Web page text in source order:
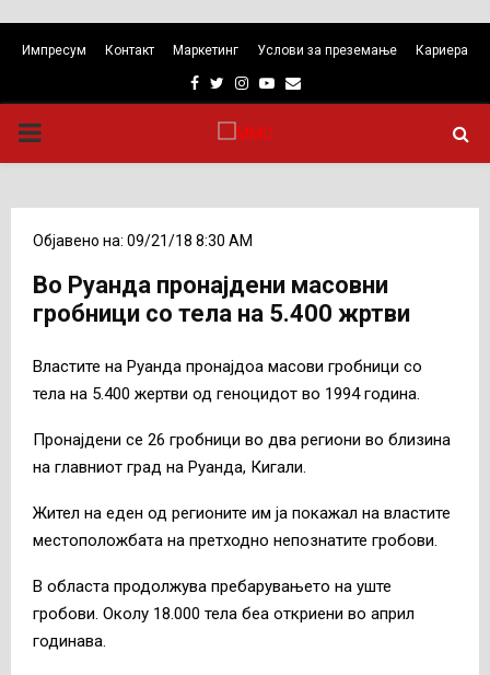
Импресум Контакт Маркетинг Услови за преземање Кариера
Facebook
TwitterInstagram
Youtube
Email
PRIMARY
Објавено на: 09/21/18 8:30 AM
Во Руанда пронајдени масовни
гробници со тела на 5.400 жртви
Властите на Руанда пронајдоа масови гробници со
тела на 5.400 жертви од геноцидот во 1994 година.
Пронајдени се 26 гробници во два региони во близина
на главниот град на Руанда, Кигали.
Жител на еден од регионите им ја покажал на властите
местоположбата на претходно непознатите гробови.
В областа продолжува пребарувањето на уште
гробови. Околу 18.000 тела беа откриени во април
годинава.